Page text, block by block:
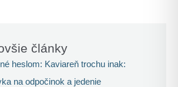
články
heslom: Kaviareň trochu inak:
na odpočinok a jedenie